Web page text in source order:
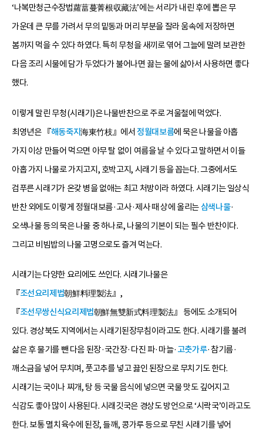
‘나복만청근수장법蘿葍蔓菁根収藏法’에는 서리가 내린 후에 뽑은 무
가운데 큰 무를 가려서 무의 밑동과 머리 부분을 잘라 움속에 저장하면
봄까지 먹을 수 있다 하였다. 특히 무청을 새끼로 엮어 그늘에 말려 보관한
다음 조리 시물에 담가 두었다가 불어나면 끓는 물에 삶아서 사용하면 좋다
했다.
이렇게 말린 무청(시래기)은 나물반찬으로 주로 겨울철에 먹었다.
최영년은 『해동죽지海東竹枝』에서정월대보름에 묵은 나물을 아홉
가지 이상 만들어 먹으면 아무 탈 없이 여름을 날 수 있다고 말하면서 이들
아홉 가지 나물로 가지고지, 호박고지, 시래기 등을 꼽는다. 그중에서도
검푸른 시래기가 온갖 병을 없애는 최고 처방이라 하였다. 시래기는 일상식
반찬 외에도 이렇게 정월대보름·고사·제사 때 상에 올리는삼색나물·
오색나물 등의 묵은 나물 중 하나로, 나물의 기본이 되는 필수 반찬이다.
그리고 비빔밥의 나물 고명으로도 즐겨 먹는다.
시래기는 다양한 요리에도 쓰인다. 시래기나물은
『조선요리제법朝鮮料理製法』,
『조선무쌍신식요리제법朝鮮無雙新式料理製法』 등에도 소개되어
있다. 경상북도 지역에서는 시래기된장무침이라고도 한다. 시래기를 불려
삶은 후 물기를 뺀 다음 된장·국간장·다진 파·마늘· 고춧가루·참기름·
깨소금을 넣어 무치며, 풋고추를 넣고 끓인 된장으로 무치기도 한다.
시래기는 국이나 찌개, 탕 등 국물 음식에 넣으면 국물 맛도 깊어지고
식감도 좋아 많이 사용된다. 시래깃국은 경상도 방언으로 ‘시락국’이라고도
한다. 보통 멸치육수에 된장, 들깨, 콩가루 등으로 무친 시래기를 넣어